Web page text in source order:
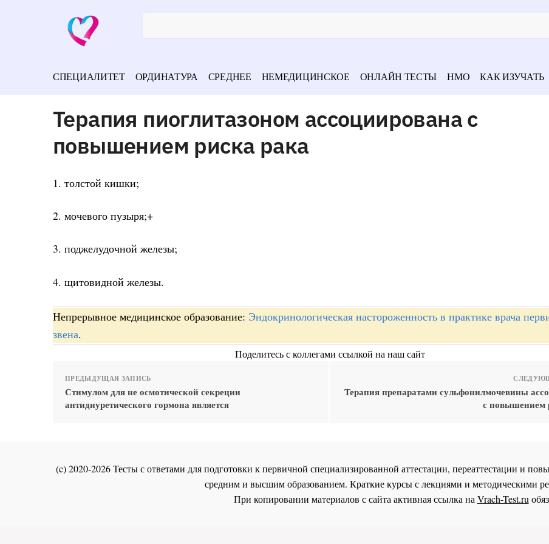
СПЕЦИАЛИТЕТ ОРДИНАТУРА СРЕДНЕЕ НЕМЕДИЦИНСКОЕ ОНЛАЙН ТЕСТЫ НМО КАК ИЗУЧАТЬ
Терапия пиоглитазоном ассоциирована с
повышением риска рака
1. толстой кишки;
2. мочевого пузыря;+
3. поджелудочной железы;
4. щитовидной железы.
Непрерывное медицинское образование: Эндокринологическая настороженность в практике врача
звена.
Поделитесь с коллегами ссылкой на наш сайт
ПРЕДЫДУЩАЯ ЗАПИСЬ
Стимулом для не осмотической секреции
антидиуретического гормона является
Терапия препаратами сульфонилмочевины
с повышением
(c) 2020-2026 Тесты с ответами для подготовки к первичной специализированной аттестации, переаттестации и
средним и высшим образованием. Краткие курсы с лекциями и методическими
При копировании материалов с сайта активная ссылка наVrach-Test.ru